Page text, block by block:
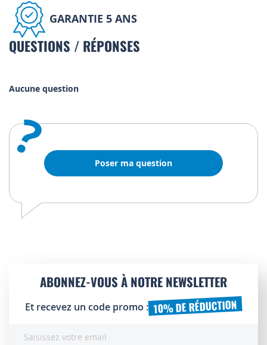
GARANTIE 5 ANS
QUESTIONS / RÉPONSES
Aucune question
? Poser ma question
ABONNEZ-VOUS À NOTRE NEWSLETTER
Et recevez un code promo : 10% DE RÉDUCTION